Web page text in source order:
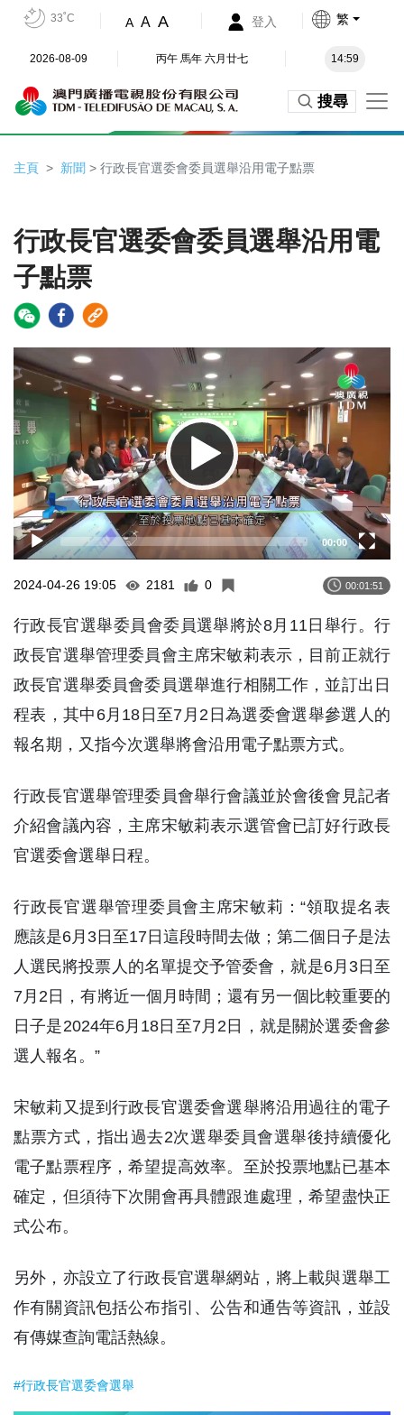
33˚C A A A 登入 繁
2026-08-09 丙午 馬年 六月廿七 14:59
搜尋
主頁 新聞 > 行政長官選委會委員選舉沿用電子點票
行政長官選委會委員選舉沿用電
子點票
Video
Player
00:00
2024-04-26 19:05 2181 0 00:01:51
行政長官選舉委員會委員選舉將於8月11日舉行。行
政長官選舉管理委員會主席宋敏莉表示，目前正就行
政長官選舉委員會委員選舉進行相關工作，並訂出日
程表，其中6月18日至7月2日為選委會選舉參選人的
報名期，又指今次選舉將會沿用電子點票方式。
行政長官選舉管理委員會舉行會議並於會後會見記者
介紹會議內容，主席宋敏莉表示選管會已訂好行政長
官選委會選舉日程。
行政長官選舉管理委員會主席宋敏莉：“領取提名表
應該是6月3日至17日這段時間去做；第二個日子是法
人選民將投票人的名單提交予管委會，就是6月3日至
7月2日，有將近一個月時間；還有另一個比較重要的
日子是2024年6月18日至7月2日，就是關於選委會參
選人報名。”
宋敏莉又提到行政長官選委會選舉將沿用過往的電子
點票方式，指出過去2次選舉委員會選舉後持續優化
電子點票程序，希望提高效率。至於投票地點已基本
確定，但須待下次開會再具體跟進處理，希望盡快正
式公布。
另外，亦設立了行政長官選舉網站，將上載與選舉工
作有關資訊包括公布指引、公告和通告等資訊，並設
有傳媒查詢電話熱線。
#行政長官選委會選舉